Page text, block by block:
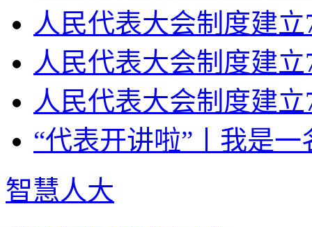
人民代表大会制度建
人民代表大会制度建
人民代表大会制度建
“代表开讲啦”丨我是
智慧人大